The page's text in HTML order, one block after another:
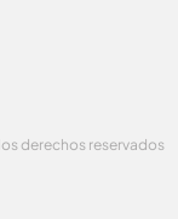
derechos reservados